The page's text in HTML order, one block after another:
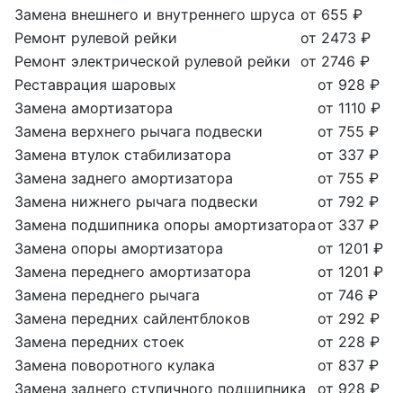
Замена внешнего и внутреннего шруса от 655 ₽
Ремонт рулевой рейки
от 2473 ₽
Ремонт электрической рулевой рейки от 2746 ₽
Реставрация шаровых
от 928 ₽
Замена амортизатора
от 1110 ₽
Замена верхнего рычага подвески
от 755 ₽
Замена втулок стабилизатора
от 337 ₽
Замена заднего амортизатора
от 755 ₽
Замена нижнего рычага подвески
от 792 ₽
Замена подшипника опоры амортизатораот 337 ₽
Замена опоры амортизатора
от 1201 ₽
Замена переднего амортизатора
от 1201 ₽
Замена переднего рычага
от 746 ₽
Замена передних сайлентблоков
от 292 ₽
Замена передних стоек
от 228 ₽
Замена поворотного кулака
от 837 ₽
Замена заднего ступичного подшипника
от 928 ₽